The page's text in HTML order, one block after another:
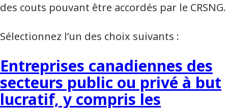
des couts pouvant être accordés par le CRSNG.
Sélectionnez l’un des choix suivants :
Entreprises canadiennes des
secteurs public ou privé à but
lucratif, y compris les